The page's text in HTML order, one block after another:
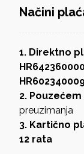
Načini
1. Direktno
2.
preuzimanja
3. Kartično
12 rata